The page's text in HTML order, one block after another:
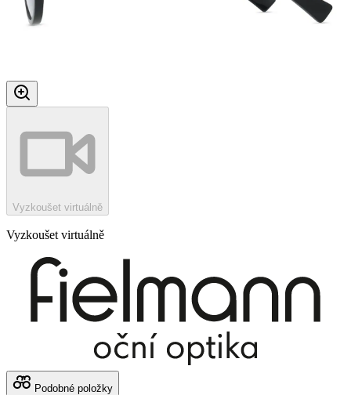
Vyzkoušet virtuálně
Vyzkoušet virtuálně
Podobné položky